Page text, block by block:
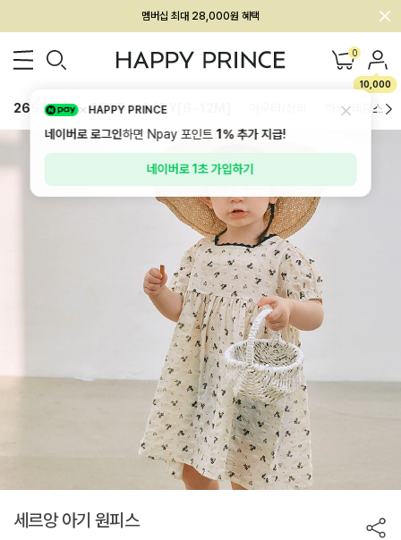
회원전용 아울렛, 가입하면 ~60% 할인!
멤버십 최대 28,000원 혜택 0
10,000
26SS 신상 BEST BABY[6~12M] 하의/레깅스
세르앙 아기 원피스
HAPPY PRINCE
네이버로 로그인하면 Npay 포인트1%추가 지급!
네이버로 1초 가입하기